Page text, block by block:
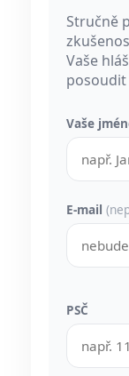
Stručně
Vaše
posoudit
Vaše
E-mail
PSČ